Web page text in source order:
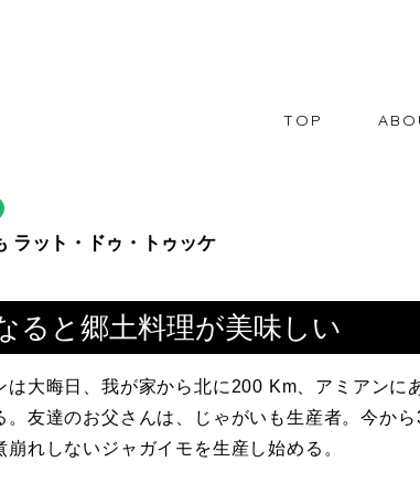
TOP
ラット・ドゥ・トゥッケ
ると郷土料理が美味しい
は大晦日、我が家から北に200 Km、アミアンに
。友達のお父さんは、じゃがいも生産者。今か
崩れしないジャガイモを生産し始める。